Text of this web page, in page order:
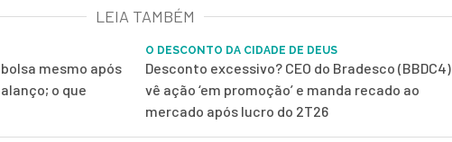
LEIA TAMBÉM
mesmo após
o que
O DESCONTO DA CIDADE DE DEUS
Desconto excessivo? CEO do Bradesco (BBDC4)
vê ação ‘em promoção’ e manda recado ao
mercado após lucro do 2T26